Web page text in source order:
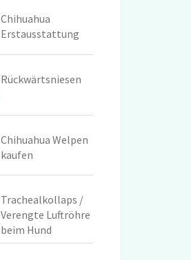
Chihuahua
Erstausstattung
Rückwärtsniesen
Chihuahua Welpen
kaufen
Trachealkollaps /
Verengte Luftröhre
beim Hund